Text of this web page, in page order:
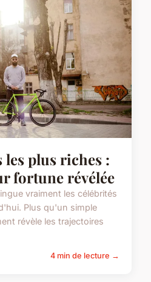
les plus riches :
fortune révélée
vraiment les célébrités
Plus qu'un simple
révèle les trajectoires
4 min de lecture →